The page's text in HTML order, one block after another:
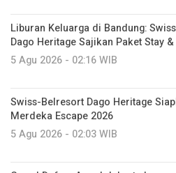
Liburan Keluarga di Bandung:
Dago Heritage Sajikan Paket Stay
5 Agu 2026 - 02:16 WIB
Swiss-Belresort Dago Heritage
Merdeka Escape 2026
5 Agu 2026 - 02:03 WIB